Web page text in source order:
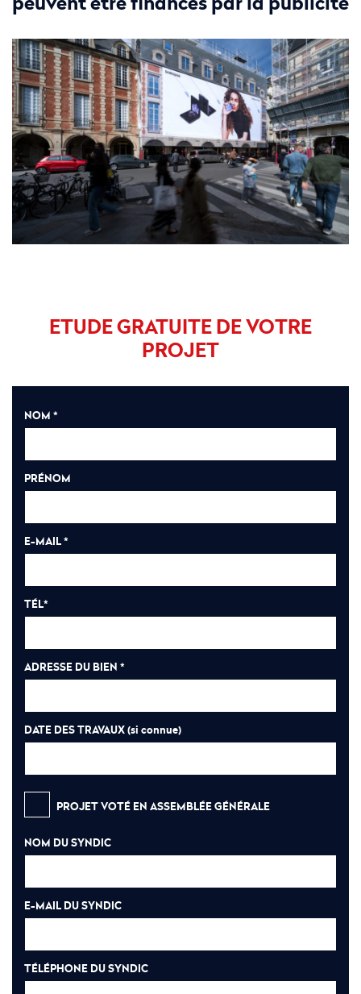
ETUDE GRATUITE DE VOTRE
PROJET
NOM *
PRÉNOM
E-MAIL *
TÉL*
ADRESSE DU BIEN *
DATE DES TRAVAUX(si connue)
PROJET VOTÉ EN ASSEMBLÉE GÉNÉRALE
NOM DU SYNDIC
E-MAIL DU SYNDIC
TÉLÉPHONE DU SYNDIC